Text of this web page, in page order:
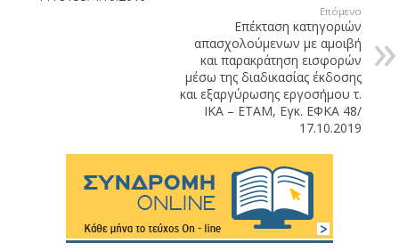
Επόμενο
Επέκταση κατηγοριών
απασχολούμενων με αμοιβή
και παρακράτηση εισφορών
μέσω της διαδικασίας έκδοσης
και εξαργύρωσης εργοσήμου τ.
ΙΚΑ – ΕΤΑΜ, Εγκ. ΕΦΚΑ 48/
17.10.2019